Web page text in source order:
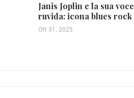
Janis Joplin e la sua voce
ruvida: icona blues rock
Ott 31, 2025